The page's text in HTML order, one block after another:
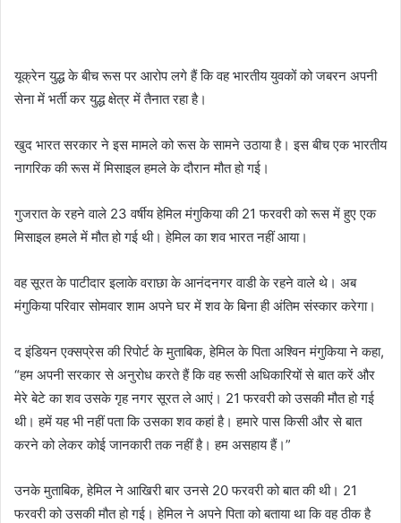
यूक्रेन युद्ध के बीच रूस पर आरोप लगे हैं कि वह भारतीय युवकों को जबरन अपनी
सेना में भर्ती कर युद्ध क्षेत्र में तैनात रहा है।
खुद भारत सरकार ने इस मामले को रूस के सामने उठाया है। इस बीच एक भारतीय
नागरिक की रूस में मिसाइल हमले के दौरान मौत हो गई।
गुजरात के रहने वाले 23 वर्षीय हेमिल मंगुकिया की 21 फरवरी को रूस में हुए एक
मिसाइल हमले में मौत हो गई थी। हेमिल का शव भारत नहीं आया।
वह सूरत के पाटीदार इलाके वराछा के आनंदनगर वाडी के रहने वाले थे। अब
मंगुकिया परिवार सोमवार शाम अपने घर में शव के बिना ही अंतिम संस्कार करेगा।
द इंडियन एक्सप्रेस की रिपोर्ट के मुताबिक, हेमिल के पिता अश्विन मंगुकिया ने कहा,
“हम अपनी सरकार से अनुरोध करते हैं कि वह रूसी अधिकारियों से बात करें और
मेरे बेटे का शव उसके गृह नगर सूरत ले आएं। 21 फरवरी को उसकी मौत हो गई
थी। हमें यह भी नहीं पता कि उसका शव कहां है। हमारे पास किसी और से बात
करने को लेकर कोई जानकारी तक नहीं है। हम असहाय हैं।”
उनके मुताबिक, हेमिल ने आखिरी बार उनसे 20 फरवरी को बात की थी। 21
फरवरी को उसकी मौत हो गई। हेमिल ने अपने पिता को बताया था कि वह ठीक है